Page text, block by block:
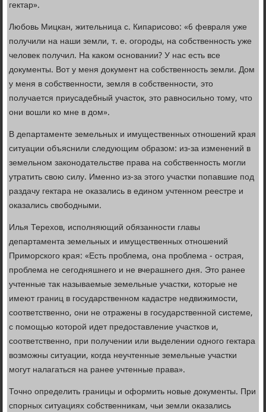
гектар».
Любовь Мицкан, жительница с. Кипарисово: «6 февраля уже
получили на наши земли, т. е. огороды, на собственность уже
человек получил. На каком основании? У нас есть все
документы. Вот у меня документ на собственность земли. Дом
у меня в собственности, земля в собственности, это
получается приусадебный участок, это равносильно тому, что
они вошли ко мне в дом».
В департаменте земельных и имущественных отношений края
ситуации объяснили следующим образом: из-за изменений в
земельном законодательстве права на собственность могли
утратить свою силу. Именно из-за этого участки попавшие под
раздачу гектара не оказались в едином учтенном реестре и
оказались свободными.
Илья Терехов, исполняющий обязанности главы
департамента земельных и имущественных отношений
Приморского края: «Есть проблема, она проблема - острая,
проблема не сегодняшнего и не вчерашнего дня. Это ранее
учтенные так называемые земельные участки, которые не
имеют границ в государственном кадастре недвижимости,
соответственно, они не отражены в государственной системе,
с помощью которой идет предоставление участков и,
соответственно, при получении или выделении одного гектара
возможны ситуации, когда неучтенные земельные участки
могут налагаться на ранее учтенные права».
Точно определить границы и оформить новые документы. При
спорных ситуациях собственникам, чьи земли оказались